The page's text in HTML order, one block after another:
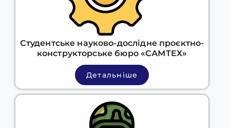
Студентське науково-дослідне проєктно-
конструкторське бюро «САМТЕХ»
Детальніше